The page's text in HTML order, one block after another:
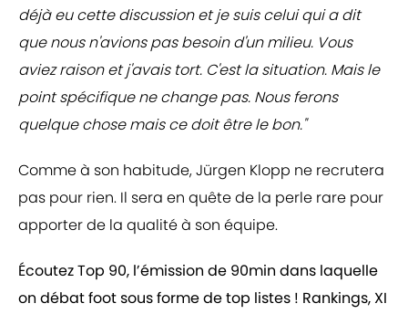
déjà eu cette discussion et je suis celui qui a dit
que nous n'avions pas besoin d'un milieu. Vous
aviez raison et j'avais tort. C'est la situation. Mais le
point spécifique ne change pas. Nous ferons
quelque chose mais ce doit être le bon."
Comme à son habitude, Jürgen Klopp ne recrutera
pas pour rien. Il sera en quête de la perle rare pour
apporter de la qualité à son équipe.
Écoutez Top 90, l’émission de 90min dans laquelle
on débat foot sous forme de top listes ! Rankings, XI